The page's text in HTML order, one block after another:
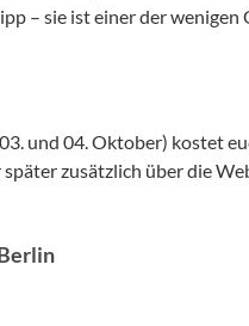
– sie ist einer der
und 04. Oktober) kostet
zusätzlich über die